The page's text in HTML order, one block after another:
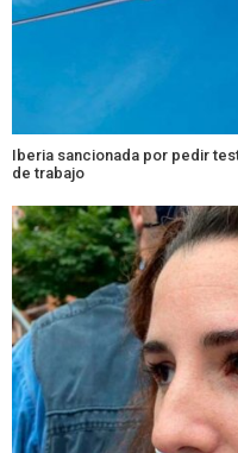
Iberia sancionada por pedir
de trabajo